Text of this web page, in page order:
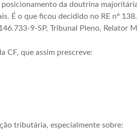
posicionamento da doutrina
É o que ficou decidido no RE nº
9-SP, Tribunal Pleno,
CF, que assim prescreve:
tributária, especialmente sobre: